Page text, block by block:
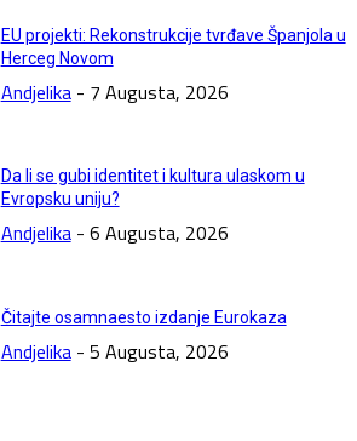
EU projekti: Rekonstrukcije tvrđave Španjola u
Herceg Novom
Andjelika - 7 Augusta, 2026
Da li se gubi identitet i kultura ulaskom u
Evropsku uniju?
Andjelika - 6 Augusta, 2026
Čitajte osamnaesto izdanje Eurokaza
Andjelika - 5 Augusta, 2026